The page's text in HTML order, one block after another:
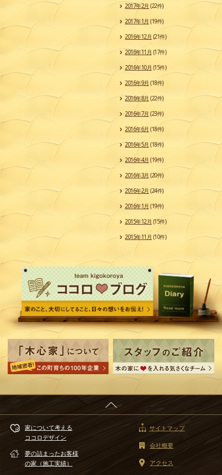
2017年2月 (22件)
2017年1月 (19件)
2016年12月 (21件)
2016年11月 (17件)
2016年10月 (15件)
2016年9月(18件)
2016年8月 (22件)
2016年7月 (23件)
2016年6月 (18件)
2016年5月 (18件)
2016年4月 (19件)
2016年3月(20件)
2016年2月 (24件)
2016年1月 (19件)
2015年12月(15件)
2015年11月 (10件)
家について考える
ココロデザイン
夢の詰まったお客様
の家（施工実績）
サイトマップ
会社概要
アクセス